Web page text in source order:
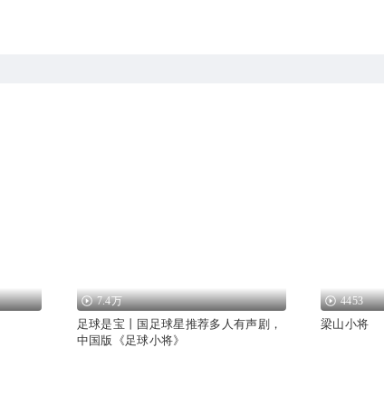
7.4万
足球是宝丨国足球星推荐多人有声剧，
中国版《足球小将》
4453
梁山小将